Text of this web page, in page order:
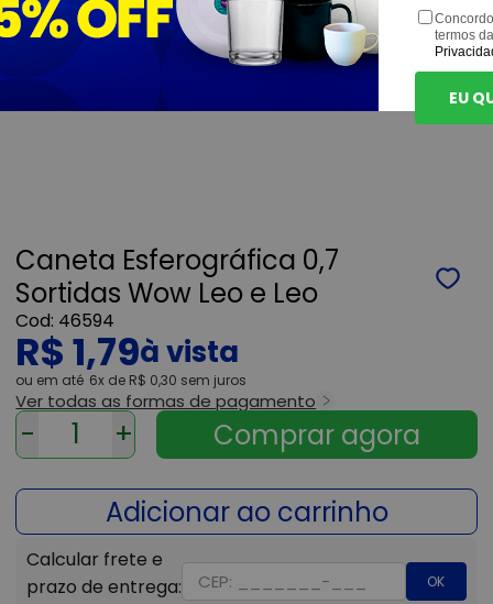
Caneta Esferográfica 0,7
Sortidas Wow Leo e Leo
46594
R$ 1,79
ou 6x de R$ 0,30 sem juros
Ver todas as formas de pagamento
- +
OK
termos
EU